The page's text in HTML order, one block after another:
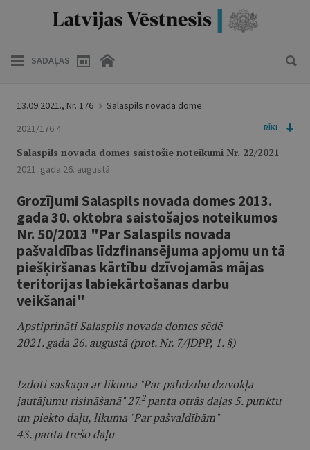
SADAĻAS
13.09.2021., Nr. 176
Salaspils novada dome
2021/176.4
RĪKI
Salaspils novada domes saistošie noteikumi Nr. 22/2021
2021. gada 26. augustā
Grozījumi Salaspils novada domes 2013.
gada 30. oktobra saistošajos noteikumos
Nr. 50/2013 "Par Salaspils novada
pašvaldības līdzfinansējuma apjomu un tā
piešķiršanas kārtību dzīvojamās mājas
teritorijas labiekārtošanas darbu
veikšanai"
Apstiprināti Salaspils novada domes sēdē
2021. gada 26. augustā (prot. Nr. 7/JDPP, 1. §)
Izdoti saskaņā ar likuma "Par palīdzību dzīvokļa
jautājumu risināšanā" 27.2 panta otrās daļas 5. punktu
un piekto daļu, likuma "Par pašvaldībām"
43. panta trešo daļu